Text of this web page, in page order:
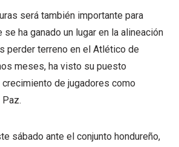
será también importante para
se ha ganado un lugar en la alineación
perder terreno en el Atlético de
meses, ha visto su puesto
de jugadores como
sábado ante el conjunto hondureño,